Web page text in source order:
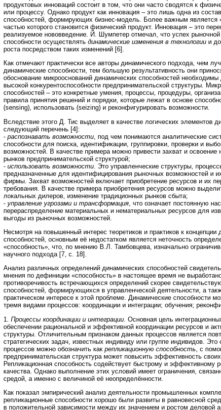
продуктовых инноваций состоит в том, что они часто сводятся к
или процессу. Однако продукт как инновация – это лишь одна из
способностей, формирующих бизнес-модель. Более важным является
частью которого становится физический продукт. Инновация – это
реализуемое нововведение. Й. Шумпетер отмечал, что успех
способности осуществлять динамические изменения в технологии и
роста посредством таких изменений [6].
Как отмечают практически все авторы динамического подхода, чем
динамические способности, тем большую результативность они
обоснование микрооснований динамических способностей
высокой конкурентоспособности предпринимательской структуры.
способностей – это конкретные умения, процессы, процедуры,
правила принятия решений и порядки, которые лежат в основе
(sensing), использовать (seizing) и реконфигурировать возможности.
Вследствие этого Д. Тис выделяет в качестве логических элементов
следующий перечень [4]:
- распознавать возможности , под чем понимаются аналитические
способности для поиска, идентификации, группировки, проверки и
возможностей. В качестве примера можно привести захват и освоение
рынков предпринимательской структурой;
- использовать возможности . Это управленческие структуры,
предназначенные для идентифицирования рыночных возможностей и
фирмы. Захват возможностей включает приобретение ресурсов и их
требования. В качестве примера приобретения ресурсов можно
локальных дилеров, изменение традиционных рынков сбыта;
- управление угрозами и трансформация , что означает постоянную
перераспределение материальных и нематериальных ресурсов для
выгоды из рыночных возможностей.
Несмотря на повышенный интерес теоретиков и практиков к концепции
способностей, основным её недостатком является неточность
«способность», что, по мнению В.Л. Тамбовцева, изначально
научного подхода [7, с. 18].
Анализ различных определений динамических способностей
мнения по дефиниции «способность» в настоящее время не
противоречивость встречающихся определений скорее
способностей, формирующихся в управленческой деятельности, а
практическом интересе к этой проблеме. Динамические способности
тремя видами процессов: координации и интеграции; обучения;
1. Процессы координации и интеграции . Основная цель
обеспечении рациональной и эффективной координации ресурсов и
структуры. Отличительным признаком данных процессов является
стратегических задач, известных индивиду или группе индивидов. Это
процессов можно обозначить как репликационную способность , с
предпринимательская структура может повысить эффективность
Репликационная способность содействует быстрому и
качества. Однако выполнение этих условий имеет ограничения,
средой, а именно с величиной её неопределённости.
Как показал эмпирический анализ деятельности промышленных
репликационные способности хорошо были развиты в равновесной
в положительной зависимости между их значением и ростом деловой